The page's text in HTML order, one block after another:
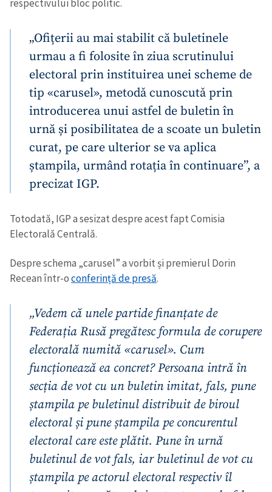
respectivului bloc politic.
„Ofițerii au mai stabilit că buletinele
urmau a fi folosite în ziua scrutinului
electoral prin instituirea unei scheme de
tip «carusel», metodǎ cunoscutǎ prin
introducerea unui astfel de buletin în
urnă și posibilitatea de a scoate un buletin
curat, pe care ulterior se va aplica
ștampila, urmând rotația în continuare”, a
precizat IGP.
Totodată, IGP a sesizat despre acest fapt Comisia
Electoralǎ Centralǎ.
Despre schema „carusel” a vorbit și premierul Dorin
Recean într-oconferință de presă.
„Vedem că unele partide finanțate de
Federația Rusă pregătesc formula de corupere
electorală numită «carusel». Cum
funcționează ea concret? Persoana intră în
secția de vot cu un buletin imitat, fals, pune
ștampila pe buletinul distribuit de biroul
electoral și pune ștampila pe concurentul
electoral care este plătit. Pune în urnă
buletinul de vot fals, iar buletinul de vot cu
ștampila pe actorul electoral respectiv îl